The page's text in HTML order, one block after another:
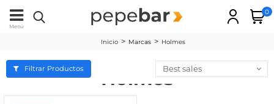
Menu
0
Inicio Marcas Holmes
Holmes
Filtrar Productos Best sales